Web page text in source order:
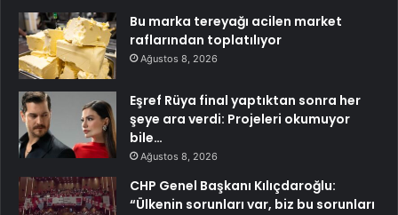
Bu marka tereyağı acilen market
raflarından toplatılıyor
Ağustos 8, 2026
Eşref Rüya final yaptıktan sonra her
şeye ara verdi: Projeleri okumuyor
bile…
Ağustos 8, 2026
CHP Genel Başkanı Kılıçdaroğlu:
“Ülkenin sorunları var, biz bu sorunları